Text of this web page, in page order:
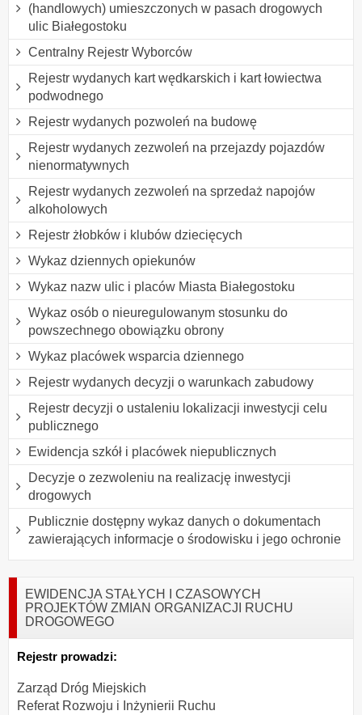
(handlowych) umieszczonych w pasach drogowych
ulic Białegostoku
Centralny Rejestr Wyborców
Rejestr wydanych kart wędkarskich i kart łowiectwa
podwodnego
Rejestr wydanych pozwoleń na budowę
Rejestr wydanych zezwoleń na przejazdy pojazdów
nienormatywnych
Rejestr wydanych zezwoleń na sprzedaż napojów
alkoholowych
Rejestr żłobków i klubów dziecięcych
Wykaz dziennych opiekunów
Wykaz nazw ulic i placów Miasta Białegostoku
Wykaz osób o nieuregulowanym stosunku do
powszechnego obowiązku obrony
Wykaz placówek wsparcia dziennego
Rejestr wydanych decyzji o warunkach zabudowy
Rejestr decyzji o ustaleniu lokalizacji inwestycji celu
publicznego
Ewidencja szkół i placówek niepublicznych
Decyzje o zezwoleniu na realizację inwestycji
drogowych
Publicznie dostępny wykaz danych o dokumentach
zawierających informacje o środowisku i jego ochronie
EWIDENCJA STAŁYCH I CZASOWYCH
PROJEKTÓW ZMIAN ORGANIZACJI RUCHU
DROGOWEGO
Rejestr prowadzi:
Zarząd Dróg Miejskich
Referat Rozwoju i Inżynierii Ruchu